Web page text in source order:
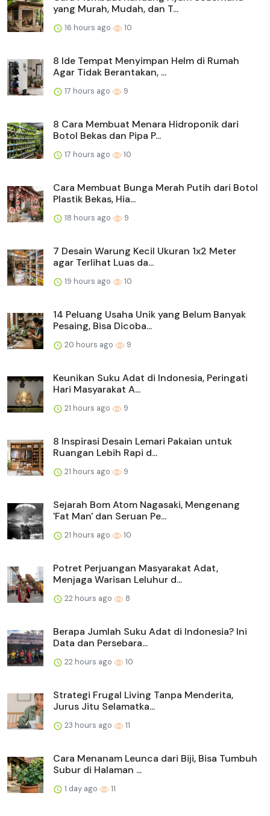
yang Murah, Mudah, dan T...
16 hours ago 10
8 Ide Tempat Menyimpan Helm di Rumah
Agar Tidak Berantakan, ...
17 hours ago 9
8 Cara Membuat Menara Hidroponik dari
Botol Bekas dan Pipa P...
17 hours ago 10
Cara Membuat Bunga Merah Putih dari Botol
Plastik Bekas, Hia...
18 hours ago 9
7 Desain Warung Kecil Ukuran 1x2 Meter
agar Terlihat Luas da...
19 hours ago 10
14 Peluang Usaha Unik yang Belum Banyak
Pesaing, Bisa Dicoba...
20 hours ago 9
Keunikan Suku Adat di Indonesia, Peringati
Hari Masyarakat A...
21 hours ago 9
8 Inspirasi Desain Lemari Pakaian untuk
Ruangan Lebih Rapi d...
21 hours ago 9
Sejarah Bom Atom Nagasaki, Mengenang
'Fat Man' dan Seruan Pe...
21 hours ago 10
Potret Perjuangan Masyarakat Adat,
Menjaga Warisan Leluhur d...
22 hours ago 8
Berapa Jumlah Suku Adat di Indonesia? Ini
Data dan Persebara...
22 hours ago 10
Strategi Frugal Living Tanpa Menderita,
Jurus Jitu Selamatka...
23 hours ago 11
Cara Menanam Leunca dari Biji, Bisa Tumbuh
Subur di Halaman ...
1 day ago 11